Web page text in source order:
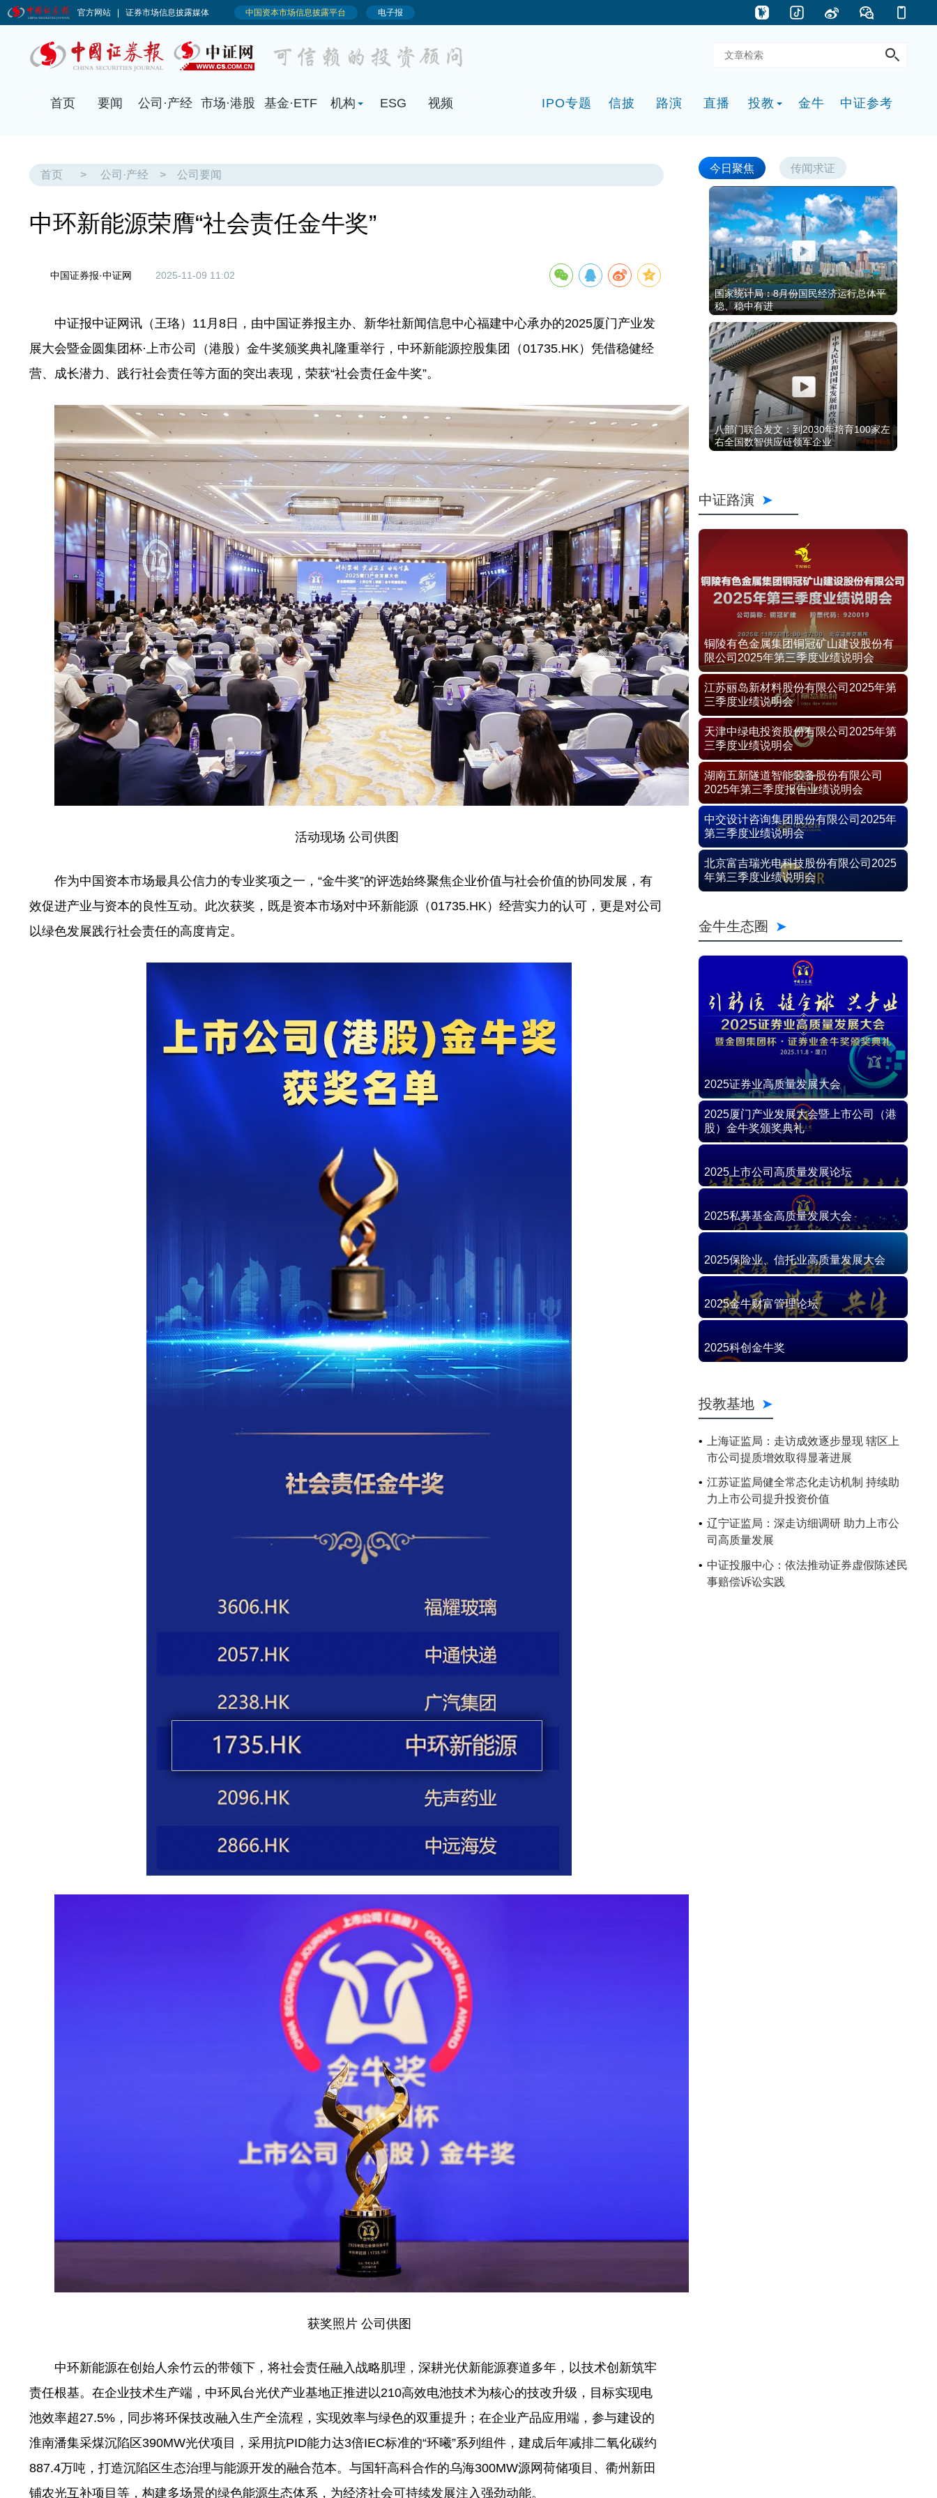
首页 要闻 公司·产经 市场·港股 基金·ETF 机构 ESG 视频 IPO专题 信披 路演 直播 投教 金牛 中证参考
首页 > 公司·产经 > 公司要闻
中环新能源荣膺“社会责任金牛奖”
中国证券报·中证网 2025-11-09 11:02
中证报中证网讯（王珞）11月8日，由中国证券报主办、新华社新闻信息中心福建中心承办的2025厦门产业发
展大会暨金圆集团杯·上市公司（港股）金牛奖颁奖典礼隆重举行，中环新能源控股集团（01735.HK）凭借稳健经
营、成长潜力、践行社会责任等方面的突出表现，荣获“社会责任金牛奖”。
活动现场 公司供图
作为中国资本市场最具公信力的专业奖项之一，“金牛奖”的评选始终聚焦企业价值与社会价值的协同发展，有
效促进产业与资本的良性互动。此次获奖，既是资本市场对中环新能源（01735.HK）经营实力的认可，更是对公司
以绿色发展践行社会责任的高度肯定。
获奖照片 公司供图
中环新能源在创始人余竹云的带领下，将社会责任融入战略肌理，深耕光伏新能源赛道多年，以技术创新筑牢
责任根基。在企业技术生产端，中环凤台光伏产业基地正推进以210高效电池技术为核心的技改升级，目标实现电
池效率超27.5%，同步将环保技改融入生产全流程，实现效率与绿色的双重提升；在企业产品应用端，参与建设的
淮南潘集采煤沉陷区390MW光伏项目，采用抗PID能力达3倍IEC标准的“环曦”系列组件，建成后年减排二氧化碳约
887.4万吨，打造沉陷区生态治理与能源开发的融合范本。与国轩高科合作的乌海300MW源网荷储项目、衢州新田
铺农光互补项目等，构建多场景的绿色能源生态体系，为经济社会可持续发展注入强劲动能。
今日聚焦 传闻求证
国家统计局：8月份国民经济运行总体平
稳、稳中有进
八部门联合发文：到2030年培育100家左
右全国数智供应链领军企业
中证路演
铜陵有色金属集团铜冠矿山建设股份有
限公司2025年第三季度业绩说明会
江苏丽岛新材料股份有限公司2025年第
三季度业绩说明会
天津中绿电投资股份有限公司2025年第
三季度业绩说明会
湖南五新隧道智能装备股份有限公司
2025年第三季度报告业绩说明会
中交设计咨询集团股份有限公司2025年
第三季度业绩说明会
北京富吉瑞光电科技股份有限公司2025
年第三季度业绩说明会
金牛生态圈
2025证券业高质量发展大会
2025厦门产业发展大会暨上市公司（港
股）金牛奖颁奖典礼
2025上市公司高质量发展论坛
2025私募基金高质量发展大会
2025保险业、信托业高质量发展大会
2025金牛财富管理论坛
2025科创金牛奖
投教基地
上海证监局：走访成效逐步显现 辖区上
市公司提质增效取得显著进展
江苏证监局健全常态化走访机制 持续助
力上市公司提升投资价值
辽宁证监局：深走访细调研 助力上市公
司高质量发展
中证投服中心：依法推动证券虚假陈述民
事赔偿诉讼实践